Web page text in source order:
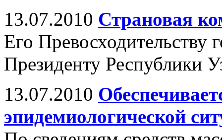
13.07.2010 Страновая
Его
Президенту Республики
13.07.2010
эпидемиологической